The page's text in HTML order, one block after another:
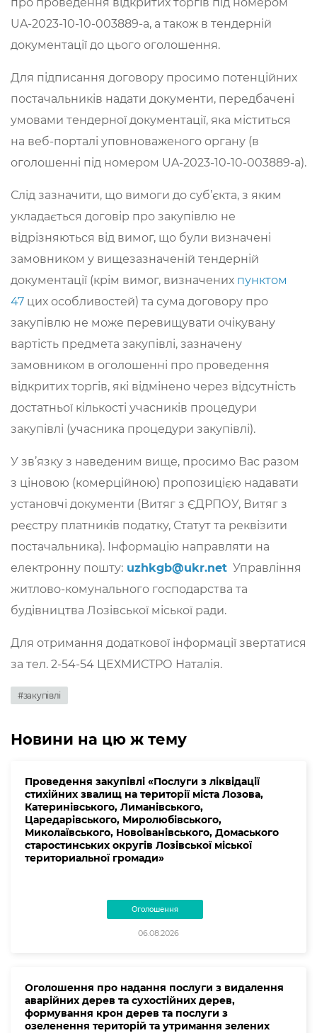
UA-2023-10-10-003889-a, а також в тендерній
документації до цього оголошення.
Для підписання договору просимо потенційних
постачальників надати документи, передбачені
умовами тендерної документації, яка міститься
на веб-порталі уповноваженого органу (в
оголошенні під номером UA-2023-10-10-003889-a).
Слід зазначити, що вимоги до суб’єкта, з яким
укладається договір про закупівлю не
відрізняються від вимог, що були визначені
замовником у вищезазначеній тендерній
документації (крім вимог, визначених пунктом
47 цих особливостей) та сума договору про
закупівлю не може перевищувати очікувану
вартість предмета закупівлі, зазначену
замовником в оголошенні про проведення
відкритих торгів, які відмінено через відсутність
достатньої кількості учасників процедури
закупівлі (учасника процедури закупівлі).
У зв’язку з наведеним вище, просимо Вас разом
з ціновою (комерційною) пропозицією надавати
установчі документи (Витяг з ЄДРПОУ, Витяг з
реєстру платників податку, Статут та реквізити
постачальника). Інформацію направляти на
електронну пошту: uzhkgb@ukr.net Управління
житлово-комунального господарства та
будівництва Лозівської міської ради.
Для отримання додаткової інформації звертатися
за тел. 2-54-54 ЦЕХМИСТРО Наталія.
#закупівлі
Новини на цю ж тему
Проведення закупівлі «Послуги з ліквідації
стихійних звалищ на території міста Лозова,
Катеринівського, Лиманівського,
Царедарівського, Миролюбівського,
Миколаївського, Новоіванівського, Домаського
старостинських округів Лозівської міської
териториальної громади»
Оголошення
06.08.2026
Оголошення про надання послуги з видалення
аварійних дерев та сухостійних дерев,
формування крон дерев та послуги з
озеленення територій та утримання зелених